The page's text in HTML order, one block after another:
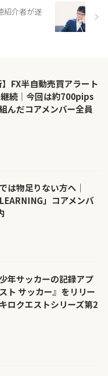
紹介者が遂
】FX半自動売買アラート
続｜今回は約700pips
んだコアメンバー全員
は物足りない方へ｜
」コアメンバ
年サッカーの記録アプ
ト サッカー』をリリー
ロクエストシリーズ第2